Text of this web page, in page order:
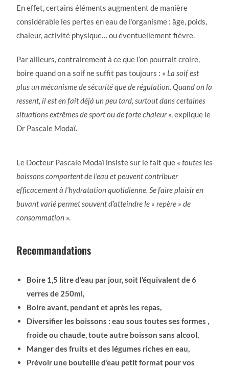
En effet, certains éléments augmentent de manière
considérable les pertes en eau de l’organisme : âge, poids,
chaleur, activité physique… ou éventuellement fièvre.
Par ailleurs, contrairement à ce que l’on pourrait croire,
boire quand on a soif ne suffit pas toujours : « La soif est
plus un mécanisme de sécurité que de régulation. Quand on la
ressent, il est en fait déjà un peu tard, surtout dans certaines
situations extrêmes de sport ou de forte chaleur», explique le
Dr Pascale Modaï.
Le Docteur Pascale Modaï insiste sur le fait que «toutes les
boissons comportent de l’eau et peuvent contribuer
efficacement à l’hydratation quotidienne. Se faire plaisir en
buvant varié permet souvent d’atteindre le « repère » de
consommation ».
Recommandations
Boire 1,5 litre d’eau par jour, soit l’équivalent de 6
verres de 250ml,
Boire avant, pendant et après les repas,
Diversifier les boissons : eau sous toutes ses formes ,
froide ou chaude, toute autre boisson sans alcool,
Manger des fruits et des légumes riches en eau,
Prévoir une bouteille d’eau petit format pour vos